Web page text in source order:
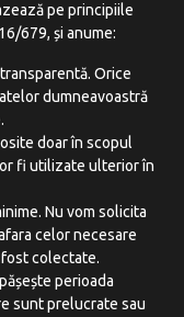
pe principiile
679, și anume:
Orice
dumneavoastră
doar în scopul
fi utilizate ulterior în
Nu vom solicita
celor necesare
colectate.
perioada
sunt prelucrate sau